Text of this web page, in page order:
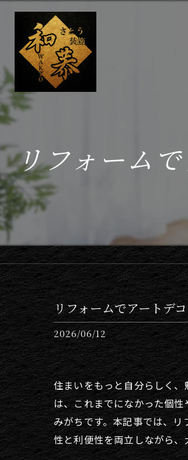
リフォーム
リフォームでアートデ
2026/06/12
住まいをもっと自分らしく
は、これまでになかった個
みがちです。本記事では、
性と利便性を両立しながら